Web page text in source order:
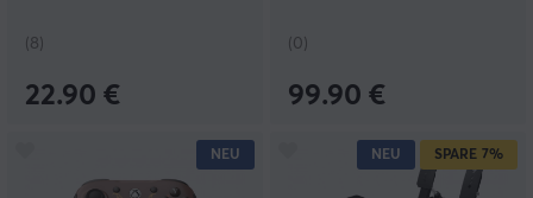
(8)
22.90 €
(0)
99.90 €
NEU NEU SPARE 7%